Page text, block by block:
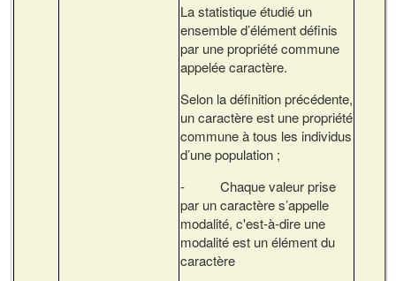
La statistique étudié un
ensemble d’élément définis
par une propriété commune
appelée caractère.
Selon la définition précédente,
un caractère est une propriété
commune à tous les individus
d’une population ;
- Chaque valeur prise
par un caractère s’appelle
modalité, c'est-à-dire une
modalité est un élément du
caractère